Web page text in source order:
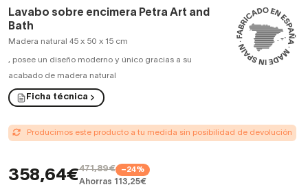
Lavabo sobre encimera Petra Art and
Bath
Madera natural 45 x 50 x 15 cm
, posee un diseño moderno y único gracias a su
acabado de madera natural
Ficha técnica
Producimos este producto a tu medida sin posibilidad de devolución
358,64€471,89€ −24%
Ahorras 113,25€